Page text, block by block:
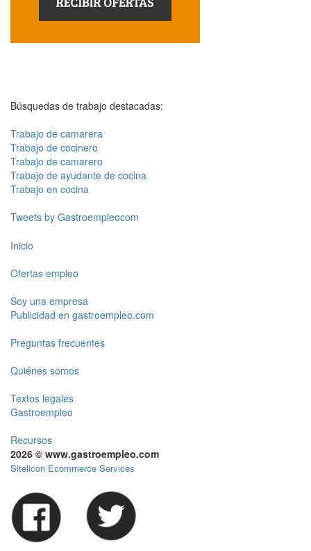
Búsquedas de trabajo destacadas:
Trabajo de camarera
Trabajo de cocinero
Trabajo de camarero
Trabajo de ayudante de cocina
Trabajo en cocina
Tweets by Gastroempleocom
Inicio
Ofertas empleo
Soy una empresa
Publicidad en gastroempleo.com
Preguntas frecuentes
Quiénes somos
Textos legales
Gastroempleo
Recursos
2026 © www.gastroempleo.com
Sitelicon Ecommerce Services